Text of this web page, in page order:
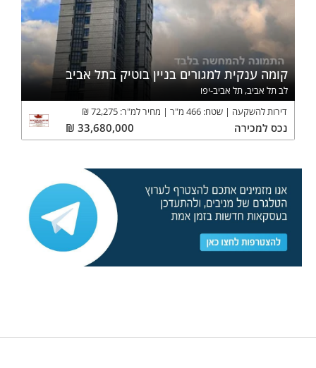
קומה ענקית למגורים בניין בוטיק בתל אביב
לב תל אביב, תל אביב-יפו
דירות להשקעה
שטח: 466 מ"ר מחיר למ"ר: 72,275
₪
נכס למכירה 33,680,000
₪